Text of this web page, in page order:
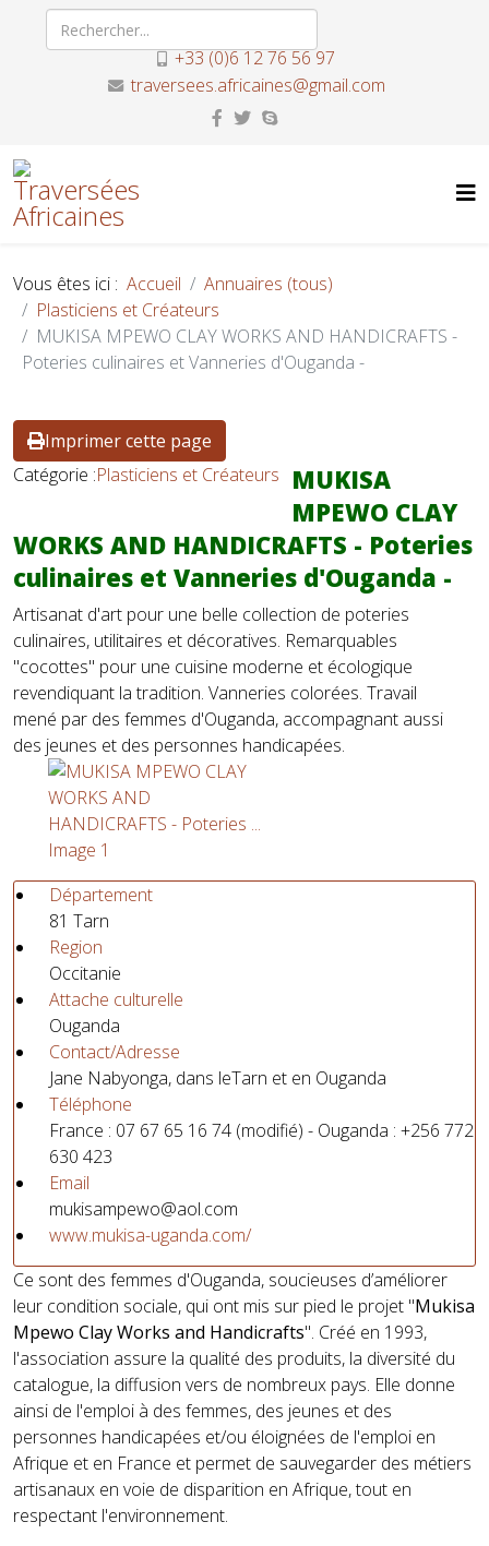
+33 (0)6 12 76 56 97
traversees.africaines@gmail.com
Vous êtes ici : Accueil
Annuaires (tous)
Plasticiens et Créateurs
MUKISA MPEWO CLAY WORKS AND HANDICRAFTS -
Poteries culinaires et Vanneries d'Ouganda -
Imprimer cette page
Catégorie :Plasticiens et Créateurs
MUKISA
MPEWO CLAY
WORKS AND HANDICRAFTS - Poteries
culinaires et Vanneries d'Ouganda -
Artisanat d'art pour une belle collection de poteries
culinaires, utilitaires et décoratives. Remarquables
"cocottes" pour une cuisine moderne et écologique
revendiquant la tradition. Vanneries colorées. Travail
mené par des femmes d'Ouganda, accompagnant aussi
des jeunes et des personnes handicapées.
Département
81 Tarn
Region
Occitanie
Attache culturelle
Ouganda
Contact/Adresse
Jane Nabyonga, dans leTarn et en Ouganda
Téléphone
France : 07 67 65 16 74 (modifié) - Ouganda : +256 772
630 423
Email
mukisampewo@aol.com
www.mukisa-uganda.com/
Ce sont des femmes d'Ouganda, soucieuses d’améliorer
leur condition sociale, qui ont mis sur pied le projet "Mukisa
Mpewo Clay Works and Handicrafts". Créé en 1993,
l'association assure la qualité des produits, la diversité du
catalogue, la diffusion vers de nombreux pays. Elle donne
ainsi de l'emploi à des femmes, des jeunes et des
personnes handicapées et/ou éloignées de l'emploi en
Afrique et en France et permet de sauvegarder des métiers
artisanaux en voie de disparition en Afrique, tout en
respectant l'environnement.